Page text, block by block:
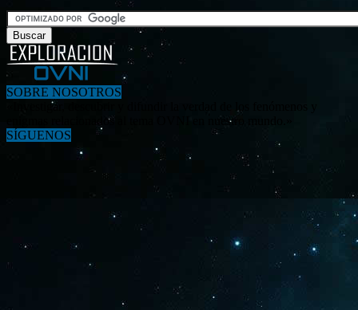
SOBRE NOSOTROS
«Investigar, descubrir y difundir la verdad de los fenómenos y
enigmas relacionados al tema OVNI en nuestro mundo.»
SÍGUENOS